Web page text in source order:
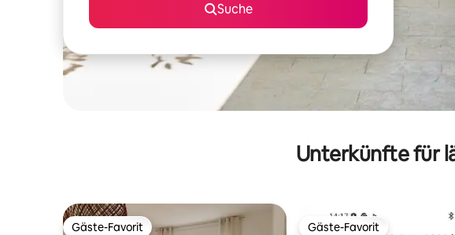
Suche
Unterkünfte für
Gäste-Favorit Gäste-Favorit